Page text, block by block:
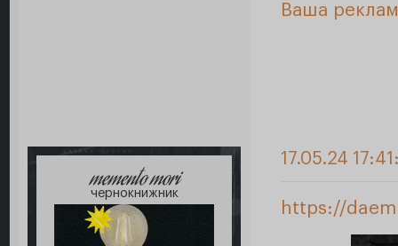
Ваша
memento mori
чернокнижник
17.05.24
https://